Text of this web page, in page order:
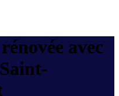
avec